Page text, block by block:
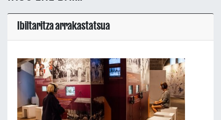
Ibiltaritza arrakastatsua